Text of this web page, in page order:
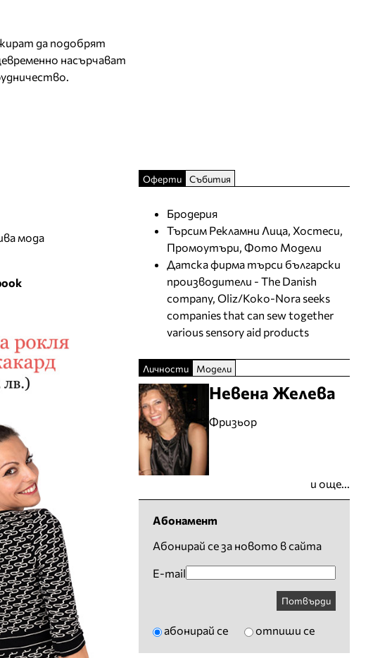
да подобрят
насърчават
мода
Оферти Събития
Бродерия
Търсим Рекламни Лица, Хостеси,
Промоутъри, Фото Модели
Датска фирма търси български
производители - The Danish
company, Oliz/Koko-Nora seeks
companies that can sew together
various sensory aid products
Личности Модели
Невена Желева
Фризьор
и още...
Абонамент
Абонирай се за новото в сайта
E-mail
Потвърди
абонирай се отпиши се